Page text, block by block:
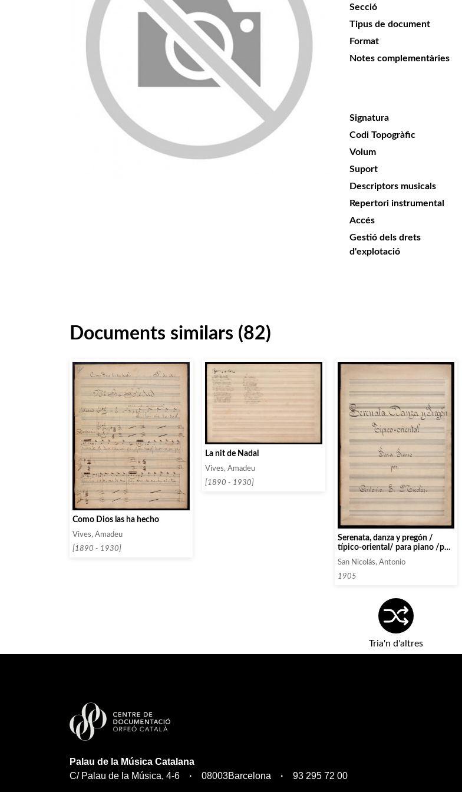
Secció
Tipus de document
Format
Notes complementàries
Signatura
Codi Topogràfic
Volum
Suport
Descriptors musicals
Repertori instrumental
Accés
Gestió dels drets
d'explotació
Documents similars (82)
Como Dios las ha hecho
Vives, Amadeu
[1890 - 1930]
La nit de Nadal
Vives, Amadeu
[1890 - 1930]
Serenata, danza y pregón /
típico-oriental/ para piano /por
/ Antonio S. Nicolás
San Nicolás, Antonio
1905
Tria'n d'altres
Palau de la Música Catalana
C/ Palau de la Música, 4-6
08003Barcelona 93 295 72 00